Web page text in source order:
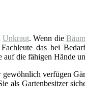
Unkraut. Wenn die
das bei
die fähigen Hände
verfügen
als Gartenbesitzer